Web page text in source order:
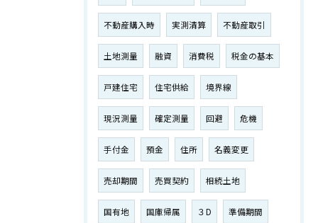
不動産購入時 実測清算 不動産取引
土地測量 融資 消費税 税金の基本
戸建住宅 住宅供給 境界線
現況測量 確定測量 回避 危機
手付金 預金 住所 名義変更
売却期間 売買契約 相続土地
国有地 国庫帰属 ３D 準備期間